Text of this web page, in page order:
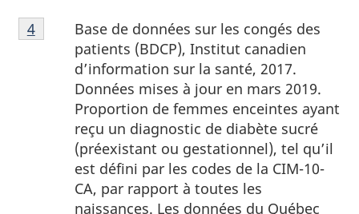
4
Base de données sur les congés des
patients (BDCP), Institut canadien
d’information sur la santé, 2017.
Données mises à jour en mars 2019.
Proportion de femmes enceintes ayant
reçu un diagnostic de diabète sucré
(préexistant ou gestationnel), tel qu’il
est défini par les codes de la CIM-10-
CA, par rapport à toutes les
naissances. Les données du Québec
Retour à la référence de la note de bas de page
4